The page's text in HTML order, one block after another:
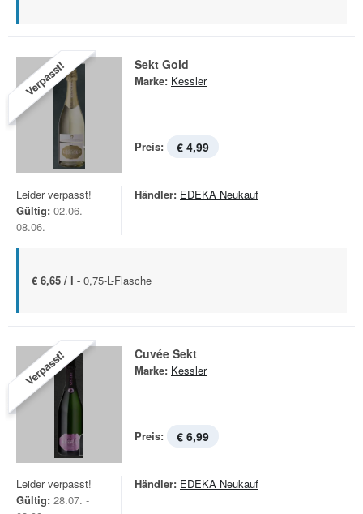
Verpasst! Sekt Gold
Marke: Kessler
Preis: € 4,99
Leider verpasst!
Gültig: 02.06. -
08.06.
Händler: EDEKA Neukauf
€ 6,65 / l - 0,75-L-Flasche
Verpasst! Cuvée Sekt
Marke: Kessler
Preis: € 6,99
Leider verpasst!
Gültig: 28.07. -
Händler: EDEKA Neukauf